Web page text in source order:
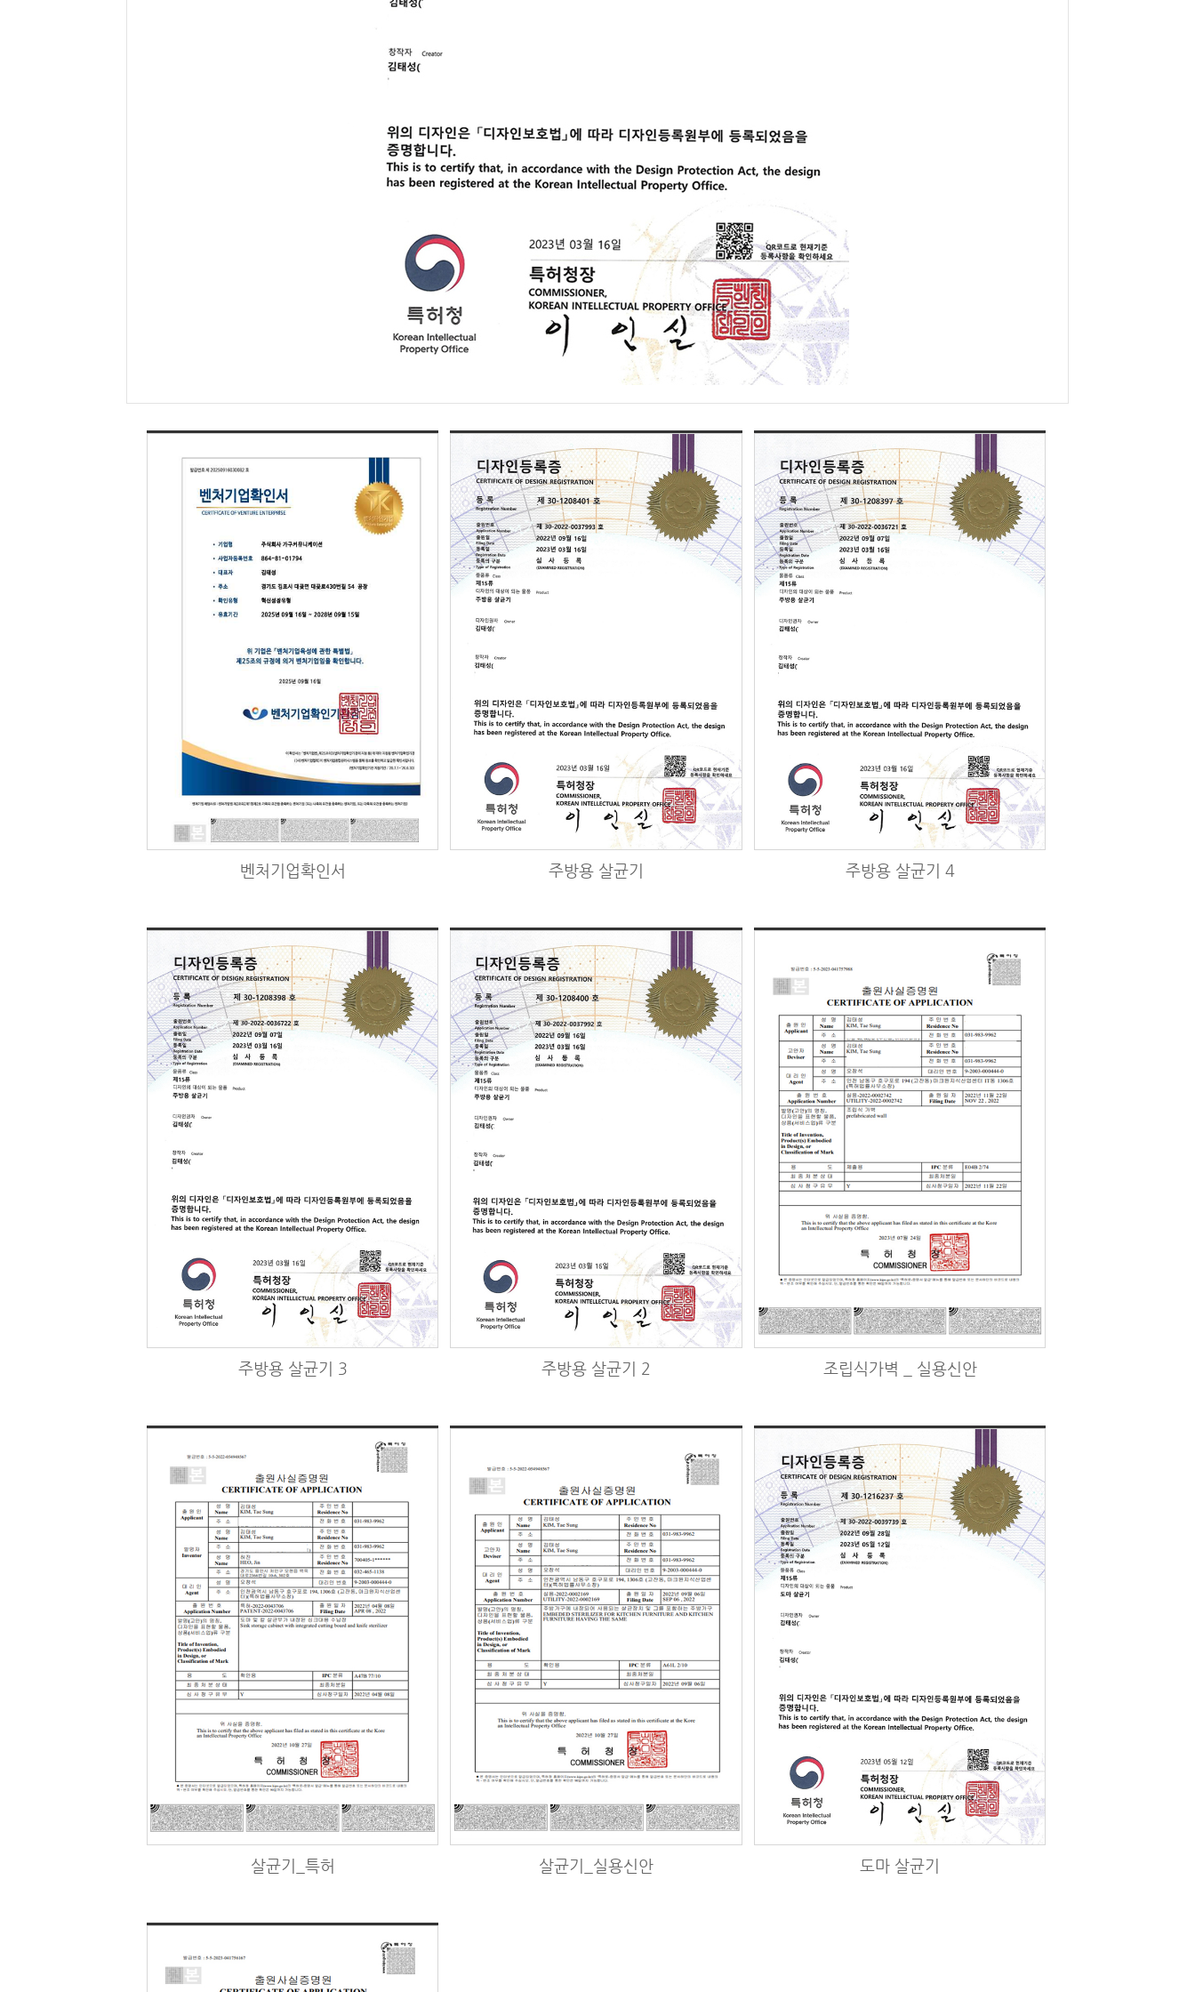
벤처기업확인서 주방용 살균기 주방용 살균기 4
주방용 살균기 3 주방용 살균기 2 조립식가벽 _ 실용신안
살균기_특허 살균기_실용신안 도마 살균기